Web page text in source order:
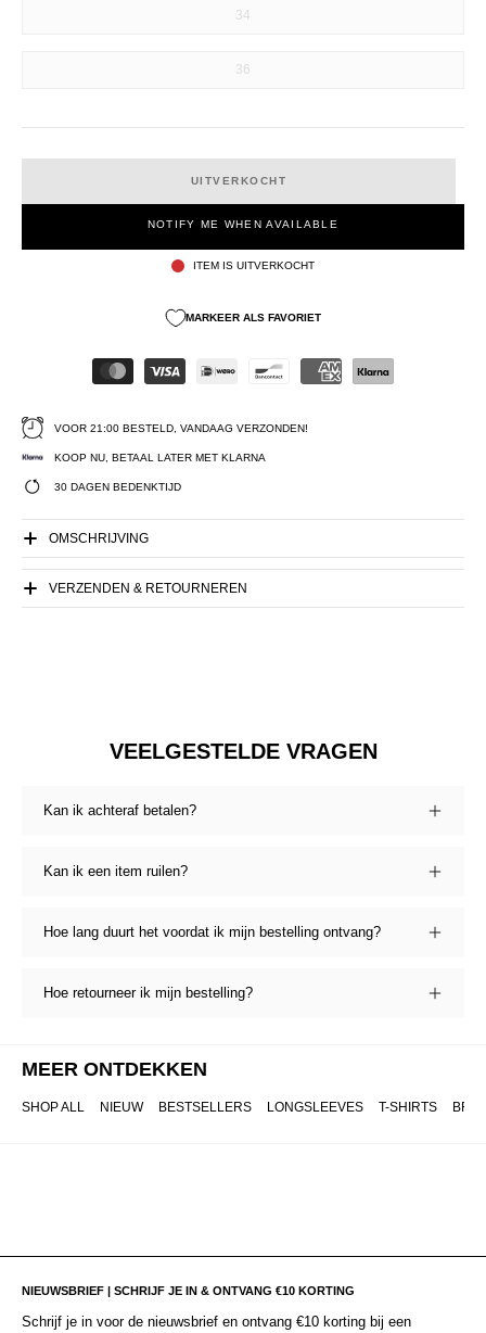
34
36
UITVERKOCHT
NOTIFY ME WHEN AVAILABLE
ITEM IS UITVERKOCHT
MARKEER ALS FAVORIET
VOOR 21:00 BESTELD, VANDAAG VERZONDEN!
KOOP NU, BETAAL LATER MET KLARNA
30 DAGEN BEDENKTIJD
OMSCHRIJVING
VERZENDEN & RETOURNEREN
VEELGESTELDE VRAGEN
Kan ik achteraf betalen?
Kan ik een item ruilen?
Hoe lang duurt het voordat ik mijn bestelling ontvang?
Hoe retourneer ik mijn bestelling?
MEER ONTDEKKEN
SHOP ALL NIEUW BESTSELLERS LONGSLEEVES T-SHIRTS
NIEUWSBRIEF | SCHRIJF JE IN & ONTVANG €10 KORTING
Schrijf je in voor de nieuwsbrief en ontvang €10 korting bij een